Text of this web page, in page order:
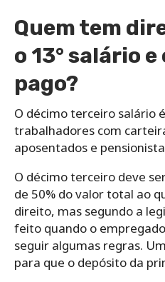
Quem tem
o 13° salário e
pago?
O décimo terceiro salário
trabalhadores com
aposentados e
O décimo terceiro deve
de 50% do valor total ao
direito, mas segundo a
feito quando o
seguir algumas regras.
para que o depósito da